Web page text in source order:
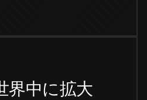
界中に拡大